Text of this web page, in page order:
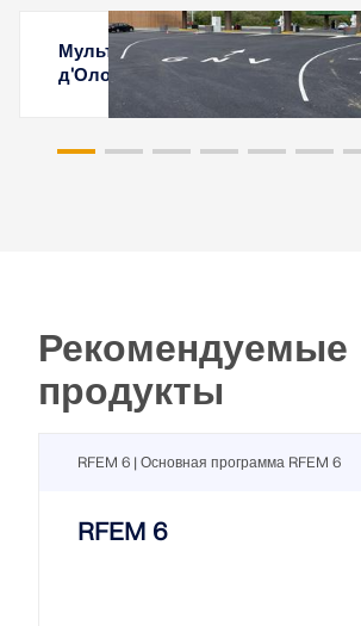
Мультиэнергетическая станция
д'Олонн, Франция
Рекомендуемые
продукты
RFEM 6 | Основная программа RFEM 6
RFEM 6